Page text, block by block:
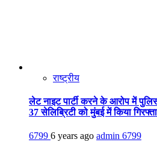
राष्ट्रीय
लेट नाइट पार्टी करने के आरोप में
37 सेलिब्रिटी को मुंबई में किया
6799 6 years ago admin 6799